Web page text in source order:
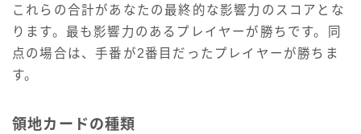
これらの合計があなたの最終的な影響力のスコアとな
ります。最も影響力のあるプレイヤーが勝ちです。同
点の場合は、手番が2番目だったプレイヤーが勝ちま
す。
領地カードの種類